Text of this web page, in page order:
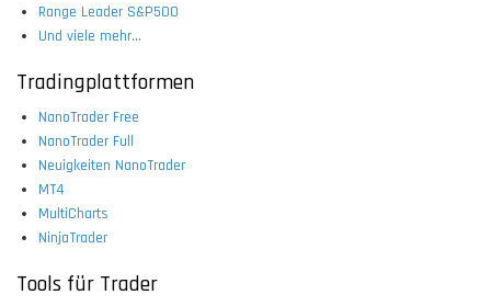
Range Leader S&P500
Und viele mehr...
Tradingplattformen
NanoTrader Free
NanoTrader Full
Neuigkeiten NanoTrader
MT4
MultiCharts
NinjaTrader
Tools für Trader